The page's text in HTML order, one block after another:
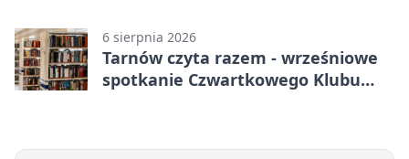
6 sierpnia 2026
Tarnów czyta razem - wrześniowe
spotkanie Czwartkowego Klubu